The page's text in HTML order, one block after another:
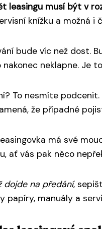
leasingu musí být v
knížku a možná i
bude víc než dost.
nakonec neklapne. Je
To nesmíte podcenit.
že případné
má své
ať vás pak něco
dojde na předání,
papíry, manuály a